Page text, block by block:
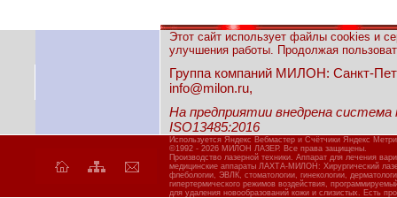
Этот сайт использует файлы cookies и
улучшения работы. Продолжая
Группа компаний МИЛОН: Санкт-
info@milon.ru,
На предприятии внедрена
ISO13485:2016
Используется Яндекс Вебмастер и Счётчики Яндекс
©1992 - 2026 МИЛОН ЛАЗЕР. Все права защищены.
Производство лазерной техники. Аппарат для лечения
медицинские аппараты ЛАХТА-МИЛОН: Хирургический
флебологии, ЭВЛК, стоматологии, гинекологии,
гипертермического режимов воздействия,
для удаления новообразований кожи и слизистых. Есть